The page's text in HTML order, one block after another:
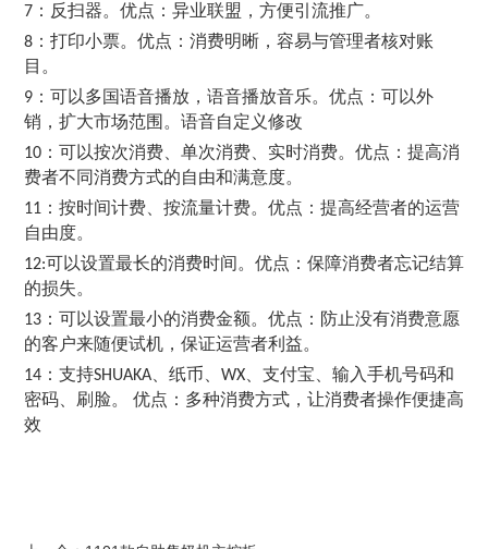
7：反扫器。优点：异业联盟，方便引流推广。
8：打印小票。优点：消费明晰，容易与管理者核对账
目。
9：可以多国语音播放，语音播放音乐。优点：可以外
销，扩大市场范围。语音自定义修改
10：可以按次消费、单次消费、实时消费。优点：提高消
费者不同消费方式的自由和满意度。
11：按时间计费、按流量计费。优点：提高经营者的运营
自由度。
12:可以设置最长的消费时间。优点：保障消费者忘记结算
的损失。
13：可以设置最小的消费金额。优点：防止没有消费意愿
的客户来随便试机，保证运营者利益。
14：支持SHUAKA、纸币、 WX、支付宝、输入手机号码和
密码、刷脸。 优点：多种消费方式，让消费者操作便捷高
效